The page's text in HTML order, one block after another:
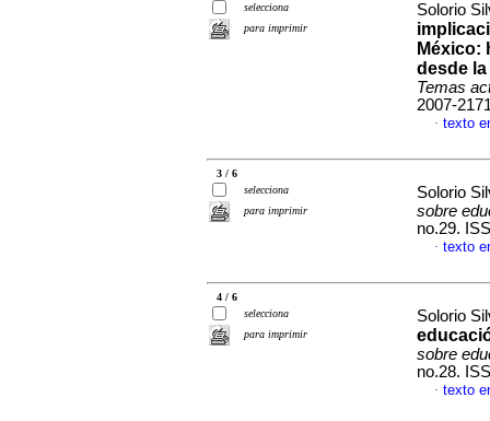
selecciona
para imprimir
Solorio
México:
desde
Temas
2007-
· texto
3 / 6
selecciona
para imprimir
Solorio
sobre
no.29.
· texto
4 / 6
selecciona
para imprimir
Solorio
sobre
no.28.
· texto